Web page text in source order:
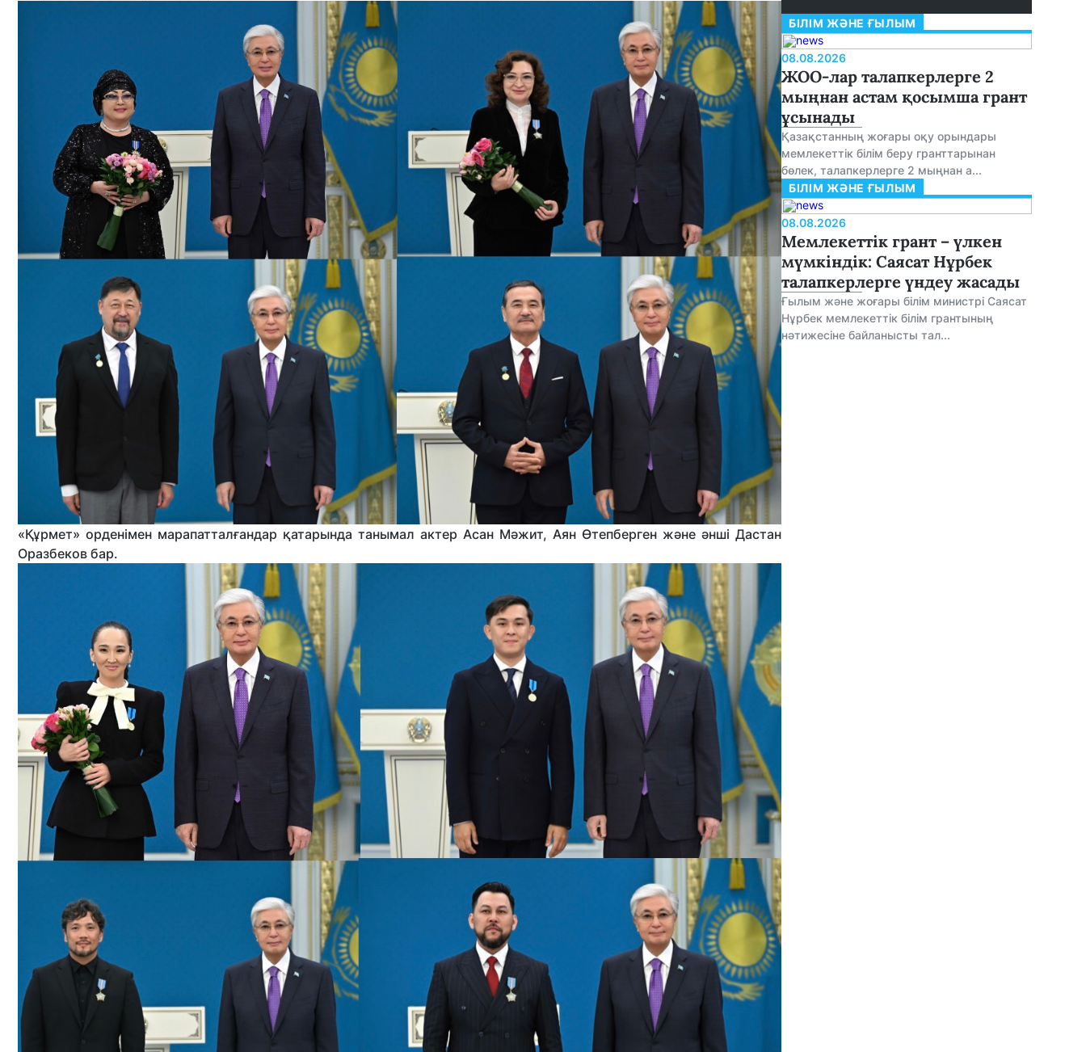
«Құрмет» орденімен марапатталғандар қатарында танымал актер Асан Мәжит, Аян Өтепберген және әнші Дастан
Оразбеков бар.
БІЛІМ ЖӘНЕ ҒЫЛЫМ
08.08.2026
ЖОО-лар талапкерлерге 2
мыңнан астам қосымша грант
ұсынады
Қазақстанның жоғары оқу орындары
мемлекеттік білім беру гранттарынан
бөлек, талапкерлерге 2 мыңнан а...
БІЛІМ ЖӘНЕ ҒЫЛЫМ
08.08.2026
Мемлекеттік грант – үлкен
мүмкіндік: Саясат Нұрбек
талапкерлерге үндеу жасады
Ғылым және жоғары білім министрі Саясат
Нұрбек мемлекеттік білім грантының
нәтижесіне байланысты тал...